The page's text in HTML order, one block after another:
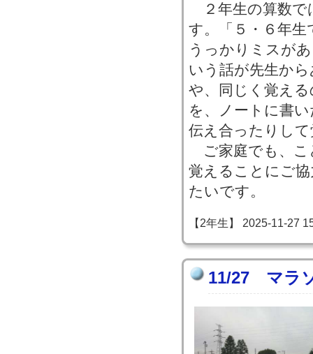
２年生の算数で
す。「５・６年
うっかりミスが
いう話が先生か
や、同じく覚え
を、ノートに書
伝え合ったりし
ご家庭でも、こ
覚えることにご
たいです。
【2年生】 2025-11-27
11/27 マラ